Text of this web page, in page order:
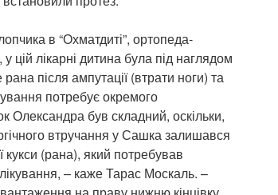
в “Охматдиті”, ортопеда-
цій лікарні дитина була під наглядом
після ампутації (втрати ноги) та
потребує окремого
Олександра був складний, оскільки,
втручання у Сашка залишався
кукси (рана), який потребував
– каже Тарас Москаль. –